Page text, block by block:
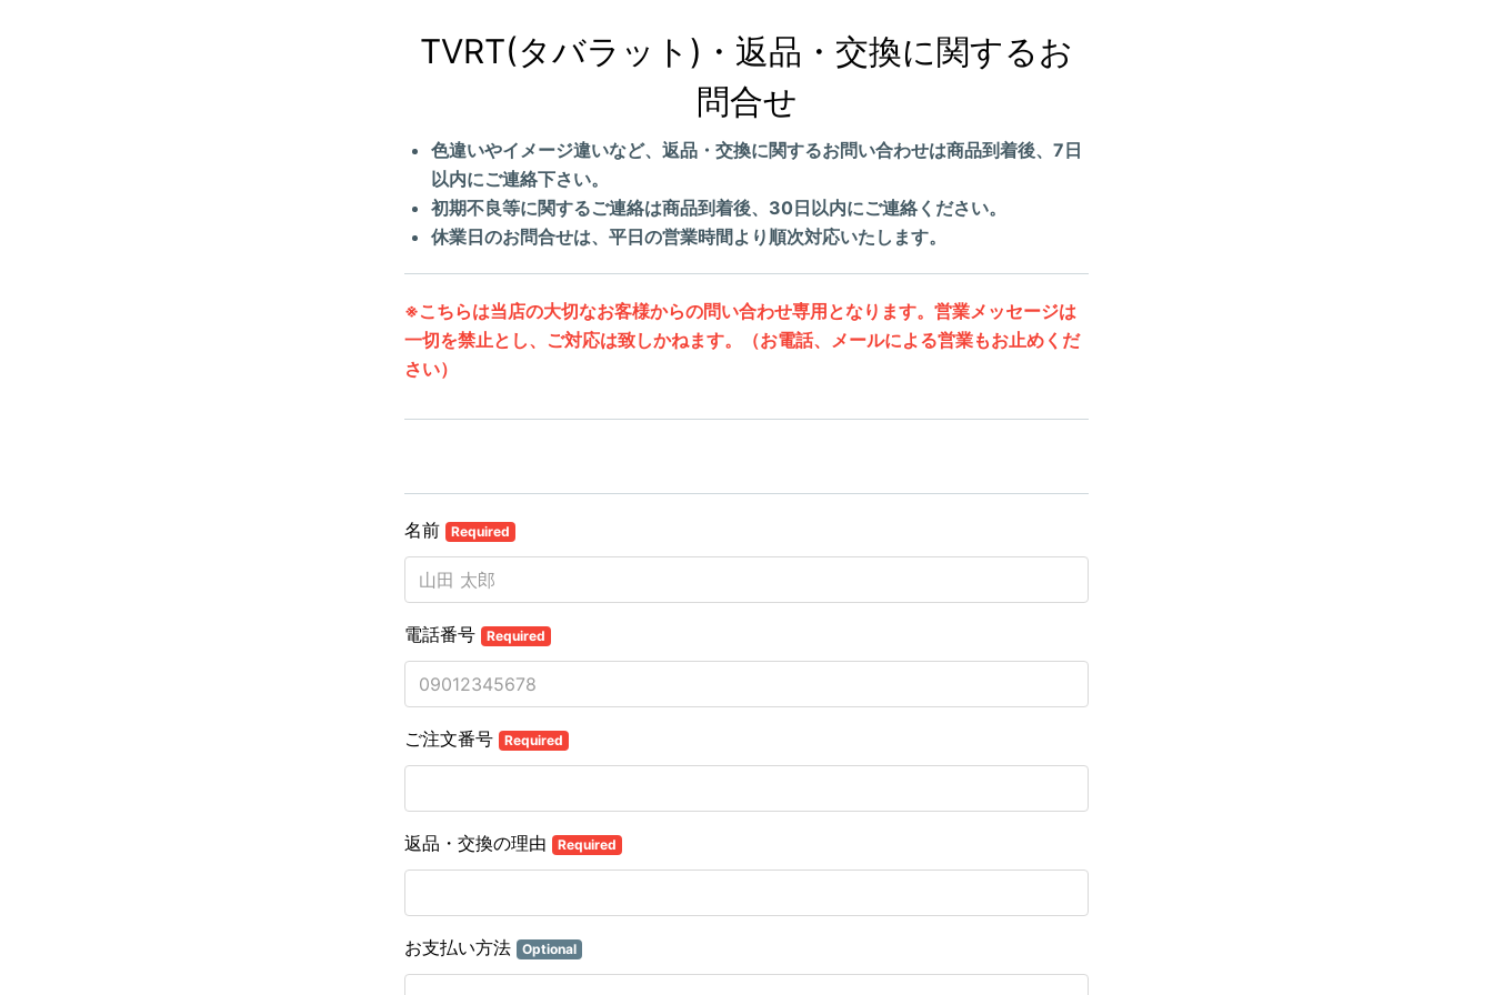
TVRT(タバラット)・返品・交換に関するお
問合せ
色違いやイメージ違いなど、返品・交換に関するお問い合わせは商品到着後、7日
以内にご連絡下さい。
初期不良等に関するご連絡は商品到着後、30日以内にご連絡ください。
休業日のお問合せは、平日の営業時間より順次対応いたします。
※こちらは当店の大切なお客様からの問い合わせ専用となります。営業メッセージは
一切を禁止とし、ご対応は致しかねます。（お電話、メールによる営業もお止めくだ
さい）
名前 Required
電話番号 Required
ご注文番号 Required
返品・交換の理由 Required
お支払い方法 Optional